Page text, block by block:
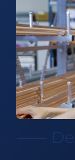
⸺ Der